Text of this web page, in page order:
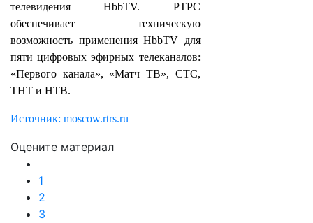
телевидения HbbTV. РТРС
обеспечивает техническую
возможность применения HbbTV для
пяти цифровых эфирных телеканалов:
«Первого канала», «Матч ТВ», СТС,
ТНТ и НТВ.
Источник: moscow.rtrs.ru
Оцените материал
1
2
3